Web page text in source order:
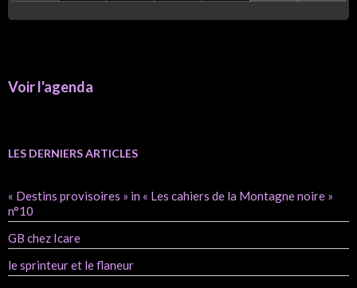
Voir l'agenda
LES DERNIERS ARTICLES
« Destins provisoires » in « Les cahiers de la Montagne noire »
n°10
GB chez Icare
le sprinteur et le flaneur